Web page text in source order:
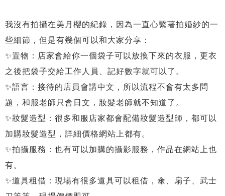
我沒有拍攝在美月櫻的紀錄，因為一直心繫著拍婚紗的一
些細節，但是有幾個可以和大家分享：
✨置物：店家會給你一個袋子可以放換下來的衣服，更衣
之後把袋子交給工作人員、記好數字就可以了。
✨語言：接待的店員會講中文，所以流程不會有太多問
題，和服老師只會日文，妝髮老師就不知道了。
✨妝髮造型：很多和服店家都會配備妝髮造型師，都可以
加購妝髮造型，詳細價格網站上都有。
✨拍攝服務：也有可以加購的攝影服務，作品在網站上也
有。
✨道具租借：現場有很多道具可以租借，傘、扇子、武士